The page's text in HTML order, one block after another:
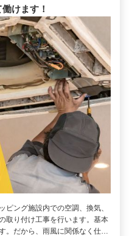
けます！
ピング施設内での空調、換気、
取り付け工事を行います。基本
。だから、雨風に関係なく仕…